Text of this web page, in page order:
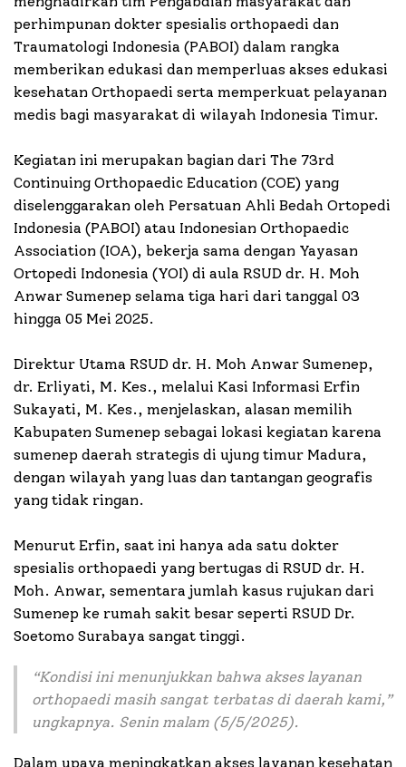
perhimpunan dokter spesialis orthopaedi dan
Traumatologi Indonesia (PABOI) dalam rangka
memberikan edukasi dan memperluas akses edukasi
kesehatan Orthopaedi serta memperkuat pelayanan
medis bagi masyarakat di wilayah Indonesia Timur.
Kegiatan ini merupakan bagian dari The 73rd
Continuing Orthopaedic Education (COE) yang
diselenggarakan oleh Persatuan Ahli Bedah Ortopedi
Indonesia (PABOI) atau Indonesian Orthopaedic
Association (IOA), bekerja sama dengan Yayasan
Ortopedi Indonesia (YOI) di aula RSUD dr. H. Moh
Anwar Sumenep selama tiga hari dari tanggal 03
hingga 05 Mei 2025.
Direktur Utama RSUD dr. H. Moh Anwar Sumenep,
dr. Erliyati, M. Kes., melalui Kasi Informasi Erfin
Sukayati, M. Kes., menjelaskan, alasan memilih
Kabupaten Sumenep sebagai lokasi kegiatan karena
sumenep daerah strategis di ujung timur Madura,
dengan wilayah yang luas dan tantangan geografis
yang tidak ringan.
Menurut Erfin, saat ini hanya ada satu dokter
spesialis orthopaedi yang bertugas di RSUD dr. H.
Moh. Anwar, sementara jumlah kasus rujukan dari
Sumenep ke rumah sakit besar seperti RSUD Dr.
Soetomo Surabaya sangat tinggi.
“Kondisi ini menunjukkan bahwa akses layanan
orthopaedi masih sangat terbatas di daerah kami,”
ungkapnya. Senin malam (5/5/2025).
Dalam upaya meningkatkan akses layanan kesehatan